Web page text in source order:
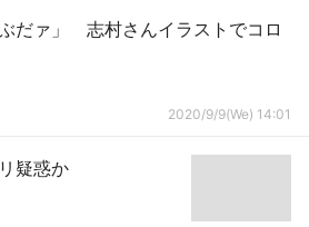
ぶだァ」 志村さんイラストでコロ
2020/9/9(We) 14:01
疑惑か